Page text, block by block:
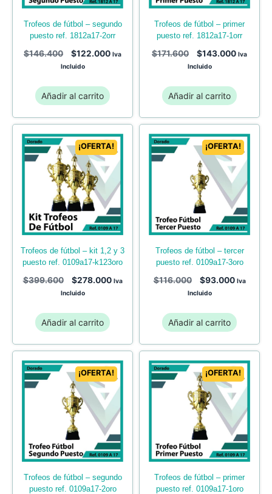
trofeos de fútbol – segundo
puesto ref. 1812a17-2orr
$146.400 $122.000 Iva
Incluido
Añadir al carrito
trofeos de fútbol – primer
puesto ref. 1812a17-1orr
$171.600 $143.000 Iva
Incluido
Añadir al carrito
¡OFERTA!
trofeos de fútbol – kit 1,2 y 3
puesto ref. 0109a17-k123oro
$399.600 $278.000 Iva
Incluido
Añadir al carrito
¡OFERTA!
trofeos de fútbol – tercer
puesto ref. 0109a17-3oro
$116.000 $93.000 Iva
Incluido
Añadir al carrito
¡OFERTA!
trofeos de fútbol – segundo
puesto ref. 0109a17-2oro
¡OFERTA!
trofeos de fútbol – primer
puesto ref. 0109a17-1oro